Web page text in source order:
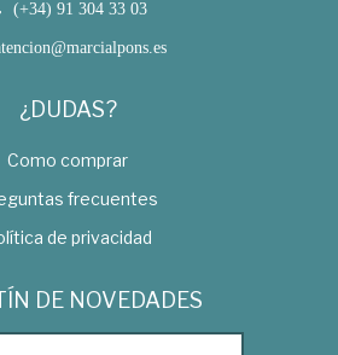
(+34) 91 304 33 03
¿DUDAS?
Como comprar
frecuentes
de privacidad
DE NOVEDADES